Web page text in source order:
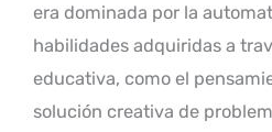
era dominada por la
habilidades adquiridas a
educativa, como el
solución creativa de